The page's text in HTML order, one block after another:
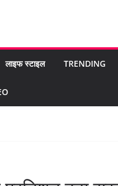
लाइफ स्टाइल TRENDING